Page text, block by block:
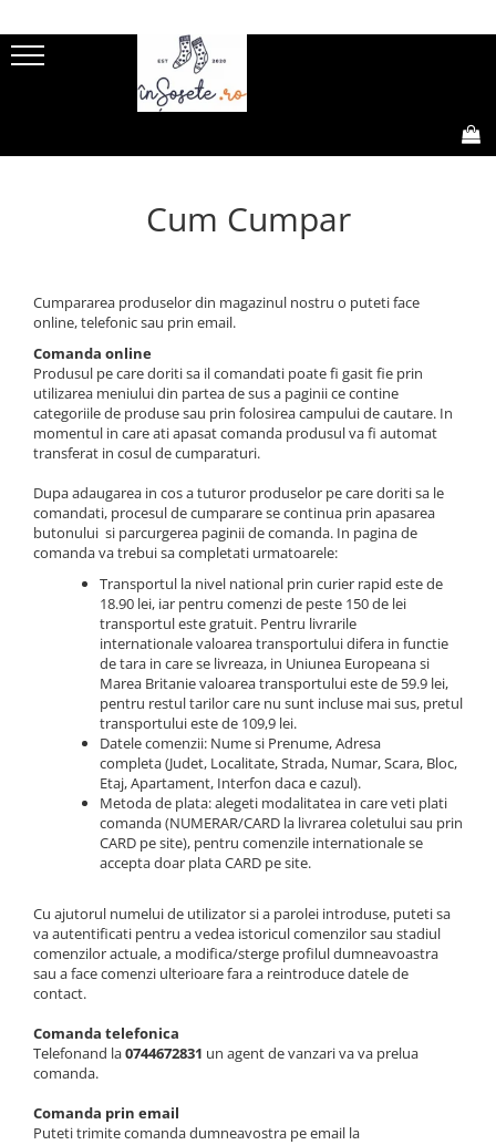
Sosete amuzante femei
Natura
Dungi, buline si romburi
Flori
Legume, fructe si gastronomie
Rock
Retro
Craciun
Sosete scurte femei
Sosete casual femei
Dresuri si ciorapi dama
Ciorapi clasici subtiri
Ciorapi clasici grosi
Ciorapi pentru gravide
Ciorapi mireasa
Ciorapi cu model
Ciorapi cu banda adeziva
Ciorapi compresivi si modelatori
Ciorapi colorati
Sosete poliamida
Merino Presents
Merino Snow
Merino Fine
Merino Etno
Cutie Cadou Merino
Drumetie
Sosete sport
Sosete amuzante barbati
Natura
Dungi, buline si romburi
Legume, fructe si gastronomie
Rock
Retro
Craciun
Sosete casual barbati
Sosete clasice barbati
Sosete lana merino
Merino Presents
Merino Snow
Merino Fine
Merino Warm
Merino Etno
Cutie Cadou Merino
Drumetie
Sosete sport
Sosete Drumetie
Sosete Alergare
Sosete de Compresie
Sosete Ciclism
Sosete Schi
Sosete Fotbal
Sosete termice
Sosete scurte copii
Sosete lungi copii
Gift Box-uri Amuzante
Gift Box-uri Casual
Sosete Drumetie
Sosete Alergare
Cum Cumpar
Cumpararea produselor din magazinul nostru o puteti face
online, telefonic sau prin email.
Comanda online
Produsul pe care doriti sa il comandati poate fi gasit fie prin
utilizarea meniului din partea de sus a paginii ce contine
categoriile de produse sau prin folosirea campului de cautare. In
momentul in care ati apasat comanda produsul va fi automat
transferat in cosul de cumparaturi.
Dupa adaugarea in cos a tuturor produselor pe care doriti sa le
comandati, procesul de cumparare se continua prin apasarea
butonului si parcurgerea paginii de comanda. In pagina de
comanda va trebui sa completati urmatoarele:
Transportul la nivel national prin curier rapid este de
18.90 lei, iar pentru comenzi de peste 150 de lei
transportul este gratuit. Pentru livrarile
internationale valoarea transportului difera in functie
de tara in care se livreaza, in Uniunea Europeana si
Marea Britanie valoarea transportului este de 59.9 lei,
pentru restul tarilor care nu sunt incluse mai sus, pretul
transportului este de 109,9 lei.
Datele comenzii: Nume si Prenume, Adresa
completa (Judet, Localitate, Strada, Numar, Scara, Bloc,
Etaj, Apartament, Interfon daca e cazul).
Metoda de plata: alegeti modalitatea in care veti plati
comanda (NUMERAR/CARD la livrarea coletului sau prin
CARD pe site), pentru comenzile internationale se
accepta doar plata CARD pe site.
Cu ajutorul numelui de utilizator si a parolei introduse, puteti sa
va autentificati pentru a vedea istoricul comenzilor sau stadiul
comenzilor actuale, a modifica/sterge profilul dumneavoastra
sau a face comenzi ulterioare fara a reintroduce datele de
contact.
Comanda telefonica
Telefonand la0744672831 un agent de vanzari va va prelua
comanda.
Comanda prin email
Puteti trimite comanda dumneavostra pe email la